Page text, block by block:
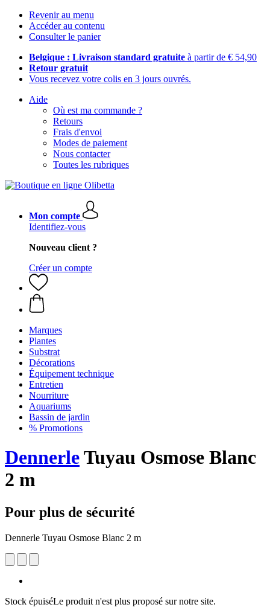
Revenir au menu
Accéder au contenu
Consulter le panier
Belgique : Livraison standard gratuite à partir de € 54,90
Retour gratuit
Vous recevez votre colis en 3 jours ouvrés.
Aide
Où est ma commande ?
Retours
Frais d'envoi
Modes de paiement
Nous contacter
Toutes les rubriques
Mon compte
Identifiez-vous
Nouveau client ?
Créer un compte
Marques
Plantes
Substrat
Décorations
Équipement technique
Entretien
Nourriture
Aquariums
Bassin de jardin
% Promotions
DennerleTuyau Osmose Blanc
2 m
Pour plus de sécurité
Dennerle Tuyau Osmose Blanc 2 m
Stock épuiséLe produit n'est plus proposé sur notre site.